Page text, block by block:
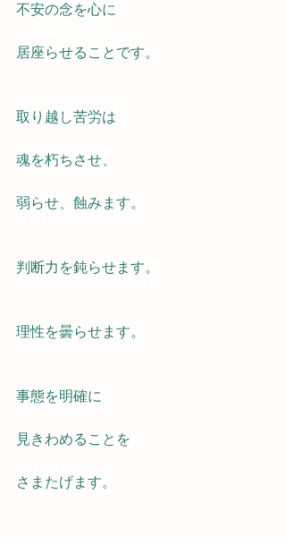
不安の念を心に
居座らせることです。
取り越し苦労は
魂を朽ちさせ、
弱らせ、蝕みます。
判断力を鈍らせます。
理性を曇らせます。
事態を明確に
見きわめることを
さまたげます。